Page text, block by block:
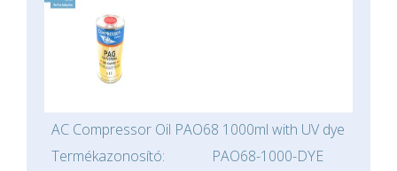
AC Compressor Oil PAO68 1000ml with UV dye
Termékazonosító:
PAO68-1000-DYE